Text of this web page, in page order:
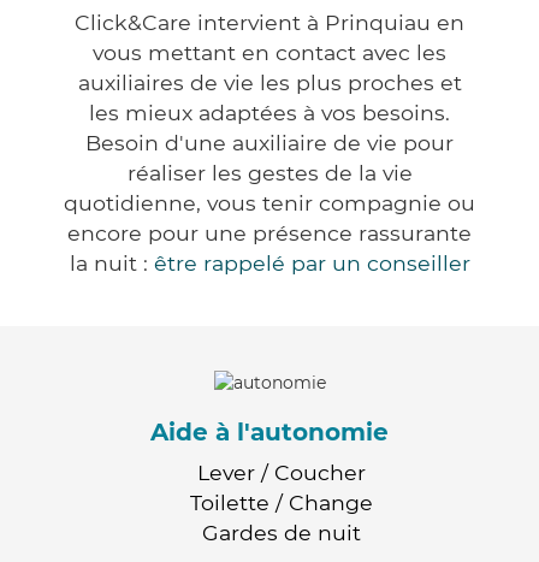
Click&Care intervient à Prinquiau en
vous mettant en contact avec les
auxiliaires de vie les plus proches et
les mieux adaptées à vos besoins.
Besoin d'une auxiliaire de vie pour
réaliser les gestes de la vie
quotidienne, vous tenir compagnie ou
encore pour une présence rassurante
la nuit : être rappelé par un conseiller
Aide à l'autonomie
Lever / Coucher
Toilette / Change
Gardes de nuit